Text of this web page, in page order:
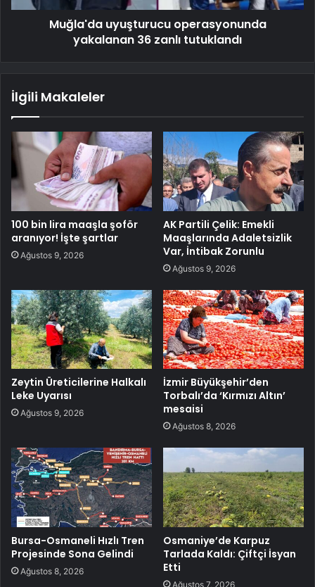
Muğla'da uyuşturucu operasyonunda
yakalanan 36 zanlı tutuklandı
İlgili Makaleler
100 bin lira maaşla şoför
aranıyor! İşte şartlar
Ağustos 9, 2026
AK Partili Çelik: Emekli
Maaşlarında Adaletsizlik
Var, İntibak Zorunlu
Ağustos 9, 2026
Zeytin Üreticilerine Halkalı
Leke Uyarısı
Ağustos 9, 2026
İzmir Büyükşehir’den
Torbalı’da ‘Kırmızı Altın’
mesaisi
Ağustos 8, 2026
Bursa-Osmaneli Hızlı Tren
Projesinde Sona Gelindi
Ağustos 8, 2026
Osmaniye’de Karpuz
Tarlada Kaldı: Çiftçi İsyan
Etti
Ağustos 7, 2026